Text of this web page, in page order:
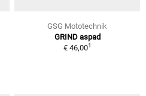
GSG Mototechnik
GRIND aspad
€ 46,001